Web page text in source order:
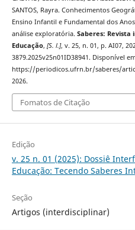
SANTOS, Rayra. Conhecimentos
Ensino Infantil e Fundamental dos
análise exploratória. Saberes: Revista
Educação, [S. l.], v. 25, n. 01, p. AI07,
3879.2025v25n01ID38941. Disponível
https://periodicos.ufrn.br/saberes/
2026.
Fomatos de Citação
Edição
v. 25 n. 01 (2025): Dossiê
Educação: Tecendo Saberes
Seção
Artigos (interdisciplinar)